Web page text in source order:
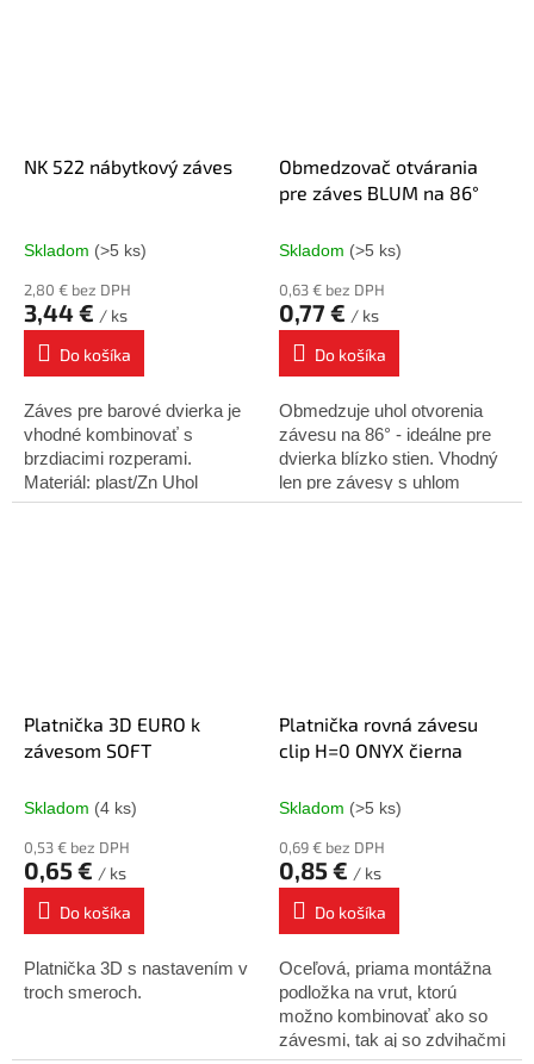
NK 522 nábytkový záves
Skladom (>5 ks)
2,80 € bez DPH
3,44 € / ks
Do košíka
Záves pre barové dvierka je
vhodné kombinovať s
brzdiacimi rozperami.
Materiál: plast/Zn Uhol
otvorenia: 90° Teleso -
Obmedzovač otvárania
pre záves BLUM na 86°
Skladom (>5 ks)
0,63 € bez DPH
0,77 € / ks
Do košíka
Obmedzuje uhol otvorenia
závesu na 86° - ideálne pre
dvierka blízko stien. Vhodný
len pre závesy s uhlom
otvorenia 110°.
Platnička 3D EURO k
závesom SOFT
Skladom (4 ks)
0,53 € bez DPH
0,65 € / ks
Do košíka
Platnička 3D s nastavením v
troch smeroch.
Platnička rovná závesu
clip H=0 ONYX čierna
Skladom (>5 ks)
0,69 € bez DPH
0,85 € / ks
Do košíka
Oceľová, priama montážna
podložka na vrut, ktorú
možno kombinovať ako so
závesmi, tak aj so zdvihačmi